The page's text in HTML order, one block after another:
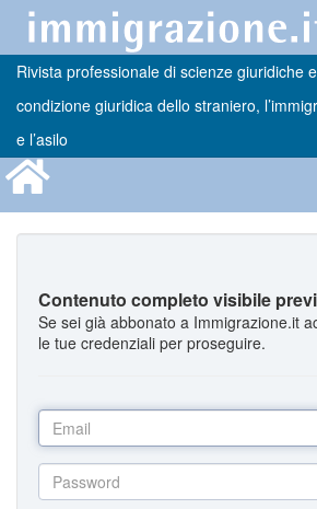
Rivista professionale di scienze giuridiche
condizione giuridica dello straniero,
e l’asilo
Contenuto completo visibile
Se sei già abbonato a Immigrazione.it
le tue credenziali per proseguire.